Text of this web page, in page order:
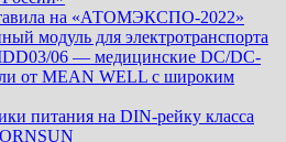
на «АТОМЭКСПО-2022»
модуль для электротранспорта
06 — медицинские DC/DC-
от MEAN WELL с широким
питания на DIN-рейку класса